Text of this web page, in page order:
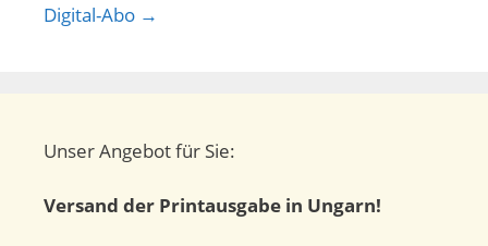
Digital-Abo →
Unser Angebot für Sie:
Versand der Printausgabe in Ungarn!